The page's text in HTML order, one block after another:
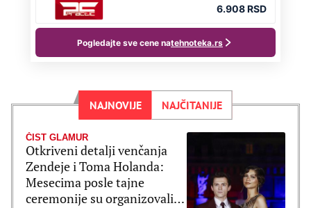
NAJNOVIJE NAJČITANIJE
ČIST GLAMUR
Otkriveni detalji venčanja
Zendeje i Toma Holanda:
Mesecima posle tajne
ceremonije su organizovali